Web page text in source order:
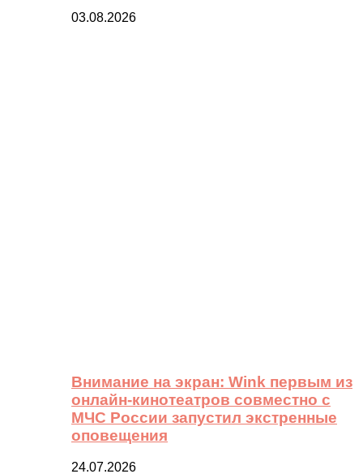
03.08.2026
Внимание на экран: Wink первым из
онлайн-кинотеатров совместно с
МЧС России запустил экстренные
оповещения
24.07.2026